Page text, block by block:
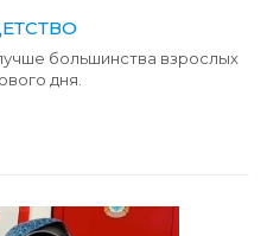
большинства взрослых
дня.